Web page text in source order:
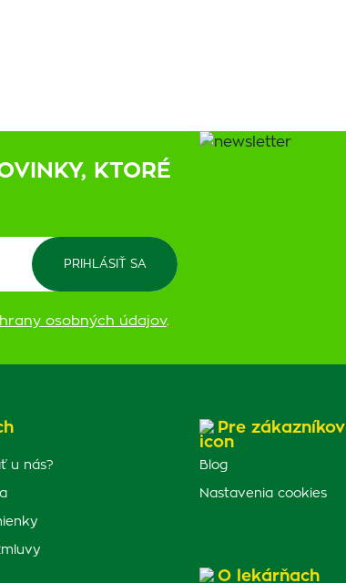
KTORÉ
osobných údajov.
u nás?
Pre zákazníkov
Blog
Nastavenia cookies
O lekárňach